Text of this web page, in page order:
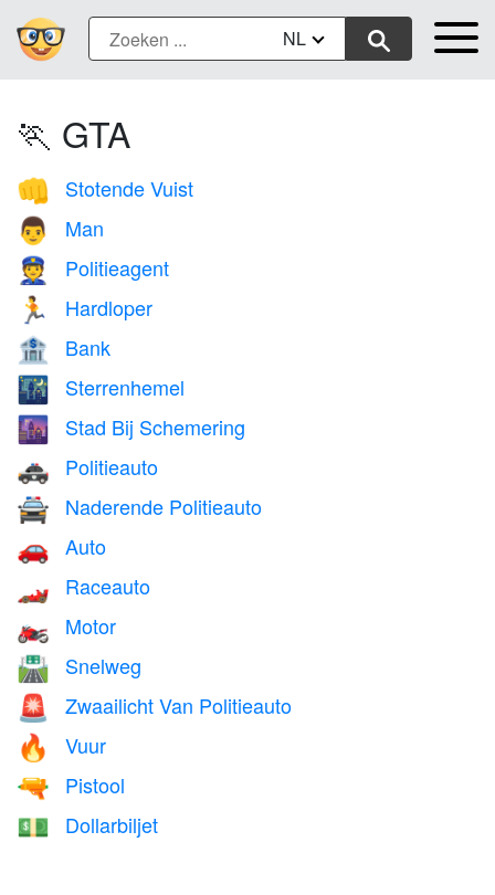
NL
🏃 GTA
👊 Stotende Vuist
👨 Man
👮 Politieagent
🏃 Hardloper
🏦 Bank
🌃 Sterrenhemel
🌆 Stad Bij Schemering
🚓 Politieauto
🚔 Naderende Politieauto
🚗 Auto
🏎️ Raceauto
🏍️ Motor
🛣️ Snelweg
🚨 Zwaailicht Van Politieauto
🔥 Vuur
🔫 Pistool
💵 Dollarbiljet